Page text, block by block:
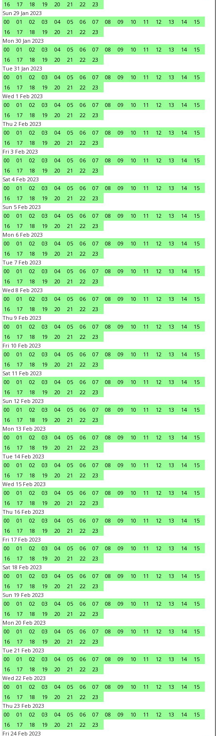
16
17 18 19 20 21 22
23
Sun 29 Jan 2023
00
01 02 03 04 05 06 07 08 09 10 11 12 13 14
15
16
17 18 19 20 21 22
23
Mon 30 Jan 2023
00
01 02 03 04 05 06 07 08 09 10 11 12 13 14
15
16
17 18 19 20 21 22
23
Tue 31 Jan 2023
00
01 02 03 04 05 06 07 08 09 10 11 12 13 14
15
16
17 18 19 20 21 22
23
Wed 1 Feb 2023
00
01 02 03 04 05 06 07 08 09 10 11 12 13 14
15
16
17 18 19 20 21 22
23
Thu 2 Feb 2023
00
01 02 03 04 05 06 07 08 09 10 11 12 13 14
15
16
17 18 19 20 21 22
23
Fri 3 Feb 2023
00
01 02 03 04 05 06 07 08 09 10 11 12 13 14
15
16
17 18 19 20 21 22
23
Sat 4 Feb 2023
00
01 02 03 04 05 06 07 08 09 10 11 12 13 14
15
16
17 18 19 20 21 22
23
Sun 5 Feb 2023
00
01 02 03 04 05 06 07 08 09 10 11 12 13 14
15
16
17 18 19 20 21 22
23
Mon 6 Feb 2023
00
01 02 03 04 05 06 07 08 09 10 11 12 13 14
15
16
17 18 19 20 21 22
23
Tue 7 Feb 2023
00
01 02 03 04 05 06 07 08 09 10 11 12 13 14
15
16
17 18 19 20 21 22
23
Wed 8 Feb 2023
00
01 02 03 04 05 06 07 08 09 10 11 12 13 14
15
16
17 18 19 20 21 22
23
Thu 9 Feb 2023
00
01 02 03 04 05 06 07 08 09 10 11 12 13 14
15
16
17 18 19 20 21 22
23
Fri 10 Feb 2023
00
01 02 03 04 05 06 07 08 09 10 11 12 13 14
15
16
17 18 19 20 21 22
23
Sat 11 Feb 2023
00
01 02 03 04 05 06 07 08 09 10 11 12 13 14
15
16
17 18 19 20 21 22
23
Sun 12 Feb 2023
00
01 02 03 04 05 06 07 08 09 10 11 12 13 14
15
16
17 18 19 20 21 22
23
Mon 13 Feb 2023
00
01 02 03 04 05 06 07 08 09 10 11 12 13 14
15
16
17 18 19 20 21 22
23
Tue 14 Feb 2023
00
01 02 03 04 05 06 07 08 09 10 11 12 13 14
15
16
17 18 19 20 21 22
23
Wed 15 Feb 2023
00
01 02 03 04 05 06 07 08 09 10 11 12 13 14
15
16
17 18 19 20 21 22
23
Thu 16 Feb 2023
00
01 02 03 04 05 06 07 08 09 10 11 12 13 14
15
16
17 18 19 20 21 22
23
Fri 17 Feb 2023
00
01 02 03 04 05 06 07 08 09 10 11 12 13 14
15
16
17 18 19 20 21 22
23
Sat 18 Feb 2023
00
01 02 03 04 05 06 07 08 09 10 11 12 13 14
15
16
17 18 19 20 21 22
23
Sun 19 Feb 2023
00
01 02 03 04 05 06 07 08 09 10 11 12 13 14
15
16
17 18 19 20 21 22
23
Mon 20 Feb 2023
00
01 02 03 04 05 06 07 08 09 10 11 12 13 14
15
16
17 18 19 20 21 22
23
Tue 21 Feb 2023
00
01 02 03 04 05 06 07 08 09 10 11 12 13 14
15
16
17 18 19 20 21 22
23
Wed 22 Feb 2023
00
01 02 03 04 05 06 07 08 09 10 11 12 13 14
15
16
17 18 19 20 21 22
23
Thu 23 Feb 2023
00
01 02 03 04 05 06 07 08 09 10 11 12 13 14
15
16
17 18 19 20 21 22
23
Fri 24 Feb 2023